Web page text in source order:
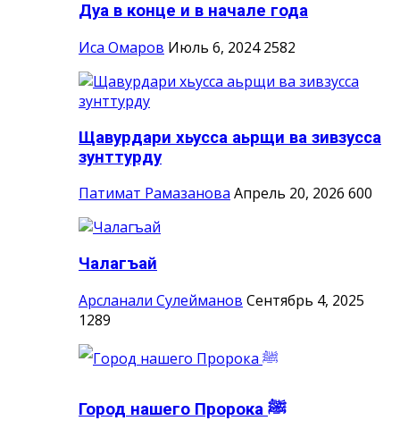
Дуа в конце и в начале года
Иса Омаров Июль 6, 2024 2582
Щавурдари хьусса аьрщи ва зивзусса
зунттурду
Патимат Рамазанова Апрель 20, 2026 600
Чалагъай
Арсланали Сулейманов Сентябрь 4, 2025
1289
Город нашего Пророка ‎ﷺ